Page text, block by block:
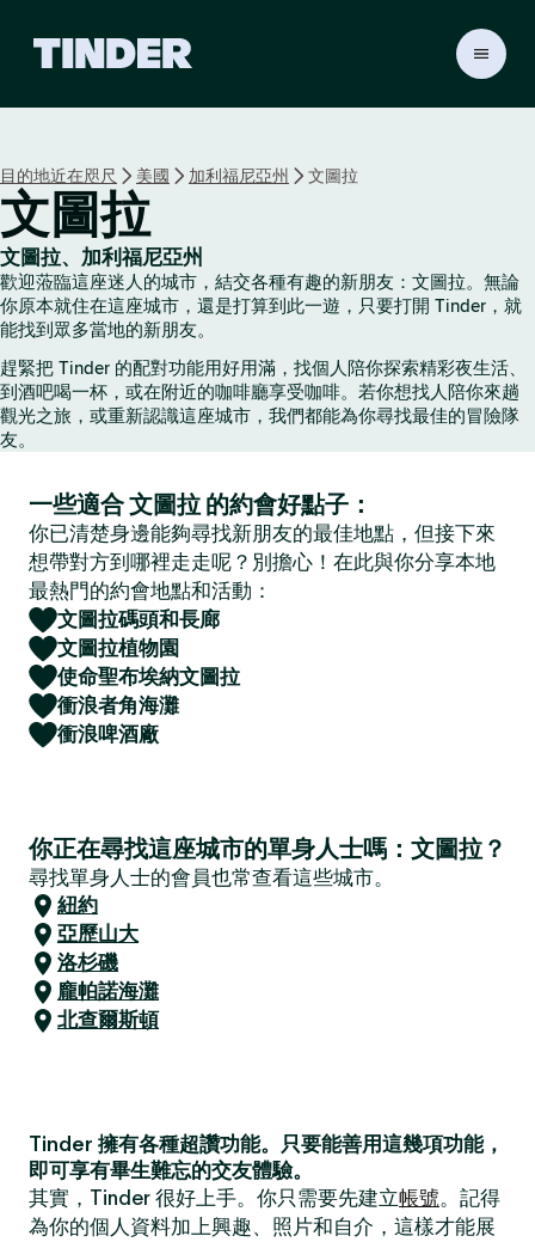
r
目的地近在咫尺 美國 加利福尼亞州 文圖拉
文圖拉
文圖拉、加利福尼亞州
歡迎蒞臨這座迷人的城市，結交各種有趣的新朋友：文圖拉。無論
你原本就住在這座城市，還是打算到此一遊，只要打開 Tinder，就
能找到眾多當地的新朋友。
趕緊把 Tinder 的配對功能用好用滿，找個人陪你探索精彩夜生活、
到酒吧喝一杯，或在附近的咖啡廳享受咖啡。若你想找人陪你來趟
觀光之旅，或重新認識這座城市，我們都能為你尋找最佳的冒險隊
友。
一些適合 文圖拉 的約會好點子：
你已清楚身邊能夠尋找新朋友的最佳地點，但接下來
想帶對方到哪裡走走呢？別擔心！在此與你分享本地
最熱門的約會地點和活動：
文圖拉碼頭和長廊
文圖拉植物園
使命聖布埃納文圖拉
衝浪者角海灘
衝浪啤酒廠
你正在尋找這座城市的單身人士嗎：文圖拉？
尋找單身人士的會員也常查看這些城市。
紐約
亞歷山大
洛杉磯
龐帕諾海灘
北查爾斯頓
Tinder 擁有各種超讚功能。只要能善用這幾項功能，
即可享有畢生難忘的交友體驗。
其實，Tinder 很好上手。你只需要先建立帳號。記得
為你的個人資料加上興趣、照片和自介，這樣才能展